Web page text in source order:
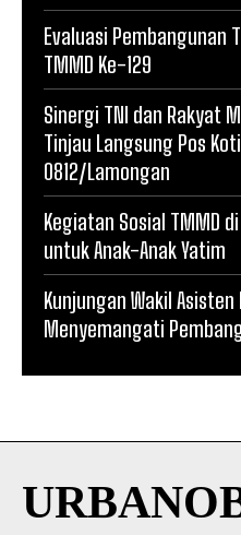
Evaluasi Pembangunan
TMMD Ke-129
Sinergi TNI dan Rakyat
Tinjau Langsung Pos
0812/Lamongan
Kegiatan Sosial TMMD
untuk Anak-Anak Yatim
Kunjungan Wakil Asisten
Menyemangati